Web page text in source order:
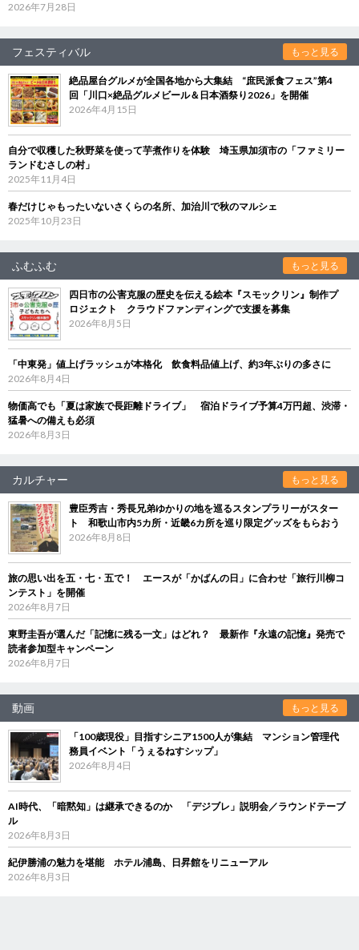
2026年7月28日
フェスティバル もっと見る
絶品屋台グルメが全国各地から大集結 “庶民派食フェス”第4
回「川口×絶品グルメビール＆日本酒祭り2026」を開催
2026年4月15日
自分で収穫した秋野菜を使って芋煮作りを体験 埼玉県加須市の「ファミリー
ランドむさしの村」
2025年11月4日
春だけじゃもったいないさくらの名所、加治川で秋のマルシェ
2025年10月23日
ふむふむ もっと見る
四日市の公害克服の歴史を伝える絵本『スモックリン』制作プ
ロジェクト クラウドファンディングで支援を募集
2026年8月5日
「中東発」値上げラッシュが本格化 飲食料品値上げ、約3年ぶりの多さに
2026年8月4日
物価高でも「夏は家族で長距離ドライブ」 宿泊ドライブ予算4万円超、渋滞・
猛暑への備えも必須
2026年8月3日
カルチャー もっと見る
豊臣秀吉・秀長兄弟ゆかりの地を巡るスタンプラリーがスター
ト 和歌山市内5カ所・近畿6カ所を巡り限定グッズをもらおう
2026年8月8日
旅の思い出を五・七・五で！ エースが「かばんの日」に合わせ「旅行川柳コ
ンテスト」を開催
2026年8月7日
東野圭吾が選んだ「記憶に残る一文」はどれ？ 最新作『永遠の記憶』発売で
読者参加型キャンペーン
2026年8月7日
動画 もっと見る
「100歳現役」目指すシニア1500人が集結 マンション管理代
務員イベント「うぇるねすシップ」
2026年8月4日
AI時代、「暗黙知」は継承できるのか 「デジブレ」説明会／ラウンドテーブ
ル
2026年8月3日
紀伊勝浦の魅力を堪能 ホテル浦島、日昇館をリニューアル
2026年8月3日